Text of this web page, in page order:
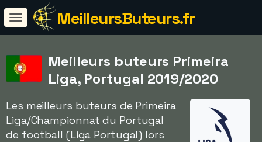
MeilleursButeurs.fr
Meilleurs buteurs Primeira
Liga, Portugal 2019/2020
Les meilleurs buteurs de Primeira
Liga/Championnat du Portugal
de football (Liga Portugal) lors